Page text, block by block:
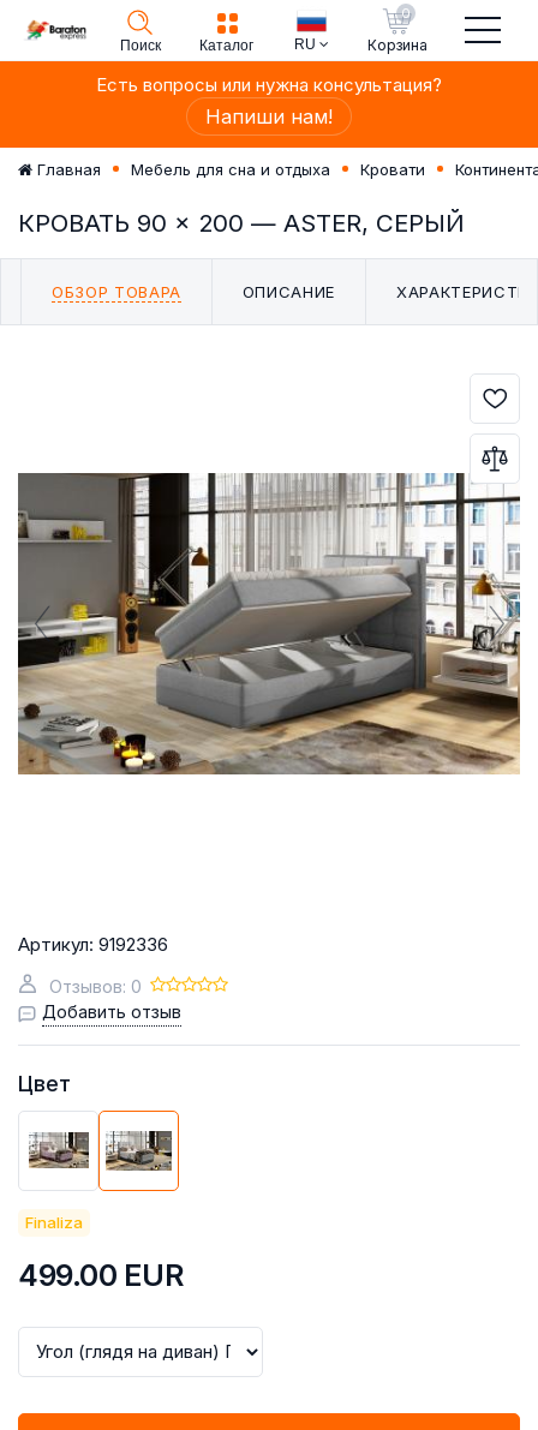
Поиск Каталог RU
0
Корзина
Есть вопросы или нужна консультация?
Напиши нам!
Главная Мебель для сна и отдыха Кровати
КРОВАТЬ 90 × 200 — ASTER, СЕРЫЙ
ОБЗОР ТОВАРА ОПИСАНИЕ
Артикул: 9192336
Отзывов: 0
Добавить отзыв
Цвет
Finaliza
499.00 EUR